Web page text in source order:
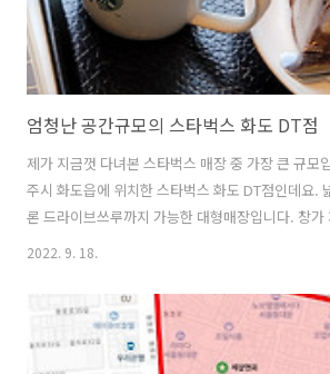
엄청난 공간규모의 스타벅스 화도 DT점
제가 지금껏 다녀본 스타벅스 매장 중 가장 큰 규모
주시 화도읍에 위치한 스타벅스 화도 DT점인데요.
론 드라이브쓰루까지 가능한 대형매장입니다. 창가
게 주차한 차량을 볼 수 있어 차량 긁힘 걱정이 없네
금은 기름값 여유가 생기네요.
2022. 9. 18.